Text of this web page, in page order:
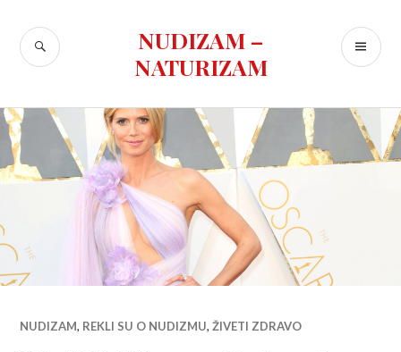
content
NUDIZAM –
NATURIZAM
SEARCH
NUDIZAM, REKLI SU O NUDIZMU,ŽIVETI ZDRAVO